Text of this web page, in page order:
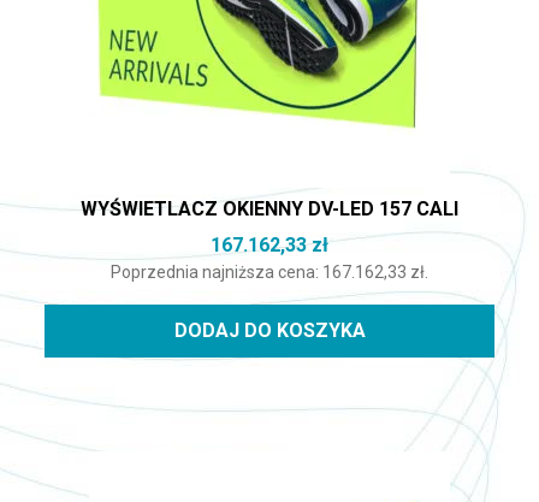
WYŚWIETLACZ OKIENNY DV-LED 157 CALI
167.162,33zł
Poprzednia najniższa cena: 167.162,33 zł.
DODAJ DO KOSZYKA